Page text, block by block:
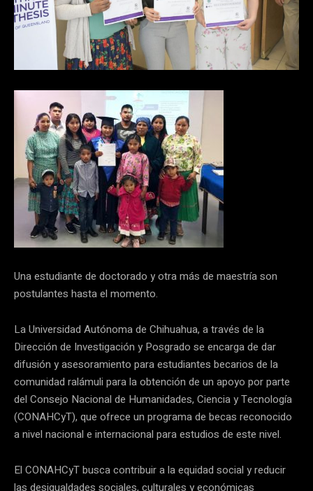
Una estudiante de doctorado y otra más de maestría son
postulantes hasta el momento.
La Universidad Autónoma de Chihuahua, a través de la
Dirección de Investigación y Posgrado se encarga de dar
difusión y asesoramiento para estudiantes becarios de la
comunidad ralámuli para la obtención de un apoyo por parte
del Consejo Nacional de Humanidades, Ciencia y Tecnología
(CONAHCyT), que ofrece un programa de becas reconocido
a nivel nacional e internacional para estudios de este nivel.
El CONAHCyT busca contribuir a la equidad social y reducir
las desigualdades sociales, culturales y económicas